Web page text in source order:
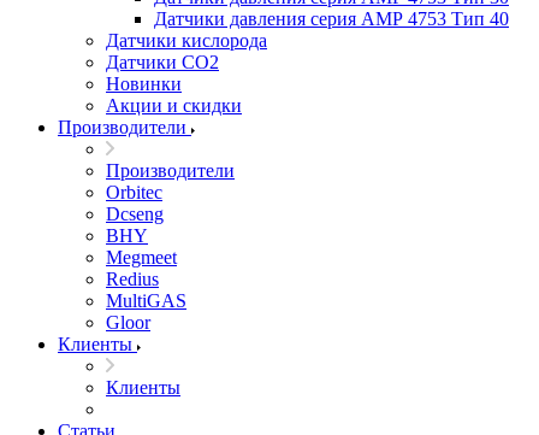
Датчики давления серия АМР 4753 Тип 40
Датчики кислорода
Датчики CO2
Новинки
Акции и скидки
Производители
Производители
Orbitec
Dcseng
BHY
Megmeet
Redius
MultiGAS
Gloor
Клиенты
Клиенты
Статьи